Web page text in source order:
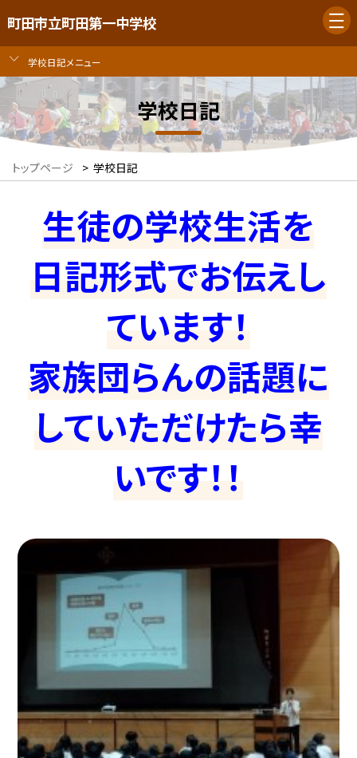
町田市立町田第一中学校
学校日記メニュー
学校日記
トップページ > 学校日記
生徒の学校生活を
日記形式でお伝えし
ています！
家族団らんの話題に
していただけたら幸
いです！！